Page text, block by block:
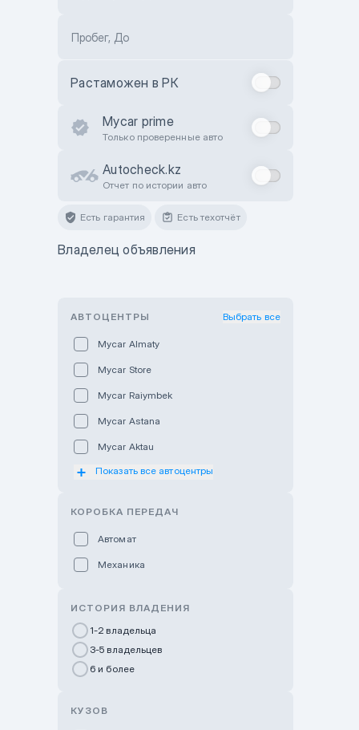
Пробег, До
Растаможен в РК
Mycar prime
Только проверенные авто
Autocheck.kz
Отчет по истории авто
Есть гарантия Есть техотчёт
Владелец объявления
АВТОЦЕНТРЫ Выбрать все
Mycar Almaty
Mycar Store
Mycar Raiymbek
Mycar Astana
Mycar Aktau
Mycar Uralsk
GWM Nurly Zhol
Chery Astana
Показать все автоцентры
КОРОБКА ПЕРЕДАЧ
Автомат
Механика
ИСТОРИЯ ВЛАДЕНИЯ
1-2 владельца
3-5 владельцев
6 и более
КУЗОВ